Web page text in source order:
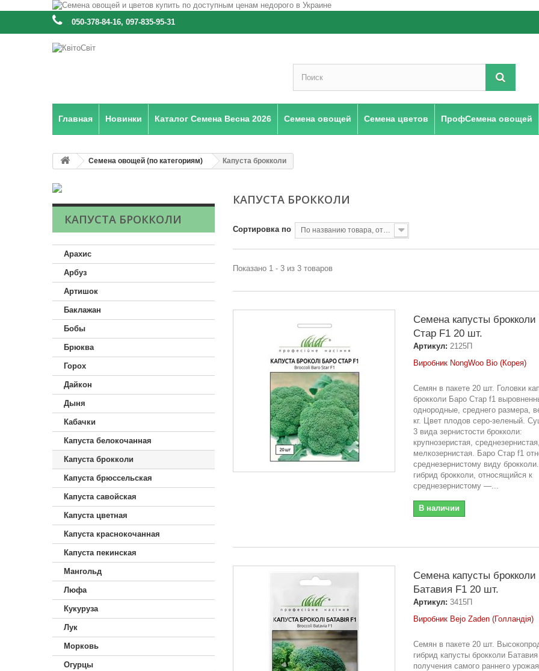
: 050-378-84-16, 097-835-95-31
Главная Новинки Каталог Семена Весна 2026 Семена овощей Семена цветов ПрофСемена овощей
Семена овощей (по категориям) Капуста брокколи
КАПУСТА БРОККОЛИ
Арахис
Арбуз
Артишок
Баклажан
Бобы
Брюква
Горох
Дайкон
Дыня
Кабачки
Капуста белокочанная
Капуста брокколи
Капуста брюссельская
Капуста савойская
Капуста цветная
Капуста краснокочанная
Капуста пекинская
Мангольд
Люфа
Кукуруза
Лук
Морковь
Огурцы
КАПУСТА БРОККОЛИ
Сортировка по По названию товара, от А до Я
Показано 1 - 3 из 3 товаров
Семена капусты
Стар F1 20 шт.
Артикул: 2125П
Виробник NongWoo Bio (Корея)
Семян в пакете 20 шт. Головки
брокколи Баро Стар f1
однородные, среднего размера,
кг. Цвет плодов серо-зеленый.
3 вида зернистости брокколи:
крупнозеристая, среднезернистая,
мелкозернистая. Баро Стар f1
среднезернистому виду
гибрид брокколи, относящийся к
среднезернистому —...
В наличии
Семена капусты брокколи
Батавия F1 20 шт.
Артикул: 3415П
Виробник Bejo Zaden (Голландія)
Семян в пакете 20 шт.
гибрид капусты брокколи
получения самого раннего